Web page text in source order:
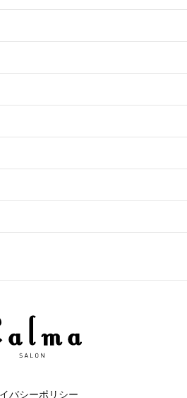
バシーポリシー